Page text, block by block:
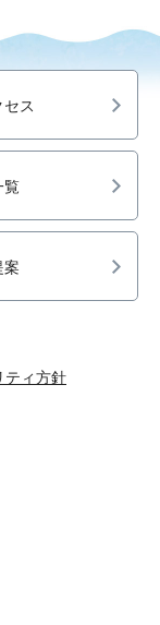
ス
覧
案
ティ方針